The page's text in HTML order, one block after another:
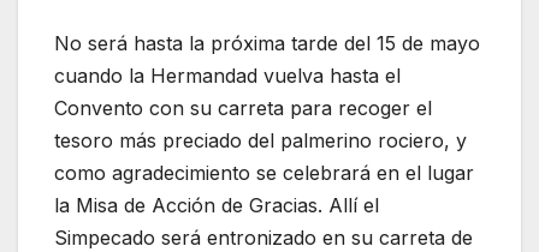
No será hasta la próxima tarde del 15 de mayo
cuando la Hermandad vuelva hasta el
Convento con su carreta para recoger el
tesoro más preciado del palmerino rociero, y
como agradecimiento se celebrará en el lugar
la Misa de Acción de Gracias. Allí el
Simpecado será entronizado en su carreta de